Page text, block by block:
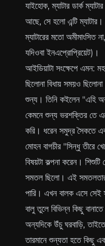
যাইহোক, ম্যাটার ডার্ক
আছে, সে হলো এন্টি
ম্যাটারের মতো অমীমাংসিত
যদিওবা ইনএপ্রোপ্রিয়েট)।
আইডিয়াটা সংক্ষেপে এমন:
ছিলোনা বিধায় সময়ও
শুন্য। তিনি কইলেন "এহি
কেমনে শুন্য ভরশক্তির তে
করি। ধরেন সমুদ্র সৈকতে
মোহন বাগচীর "সিন্ধু তীরে
বিষয়টা কল্পনা করেন।
সমতল ছিলো। এই
পারি। এখন বালক এসে সেই
বালু তুলে বিভিন্ন কিছু
অন্যদিকে উঁচু ঘরবাড়ি,
তারমানে শুন্যতা হতে কিছু